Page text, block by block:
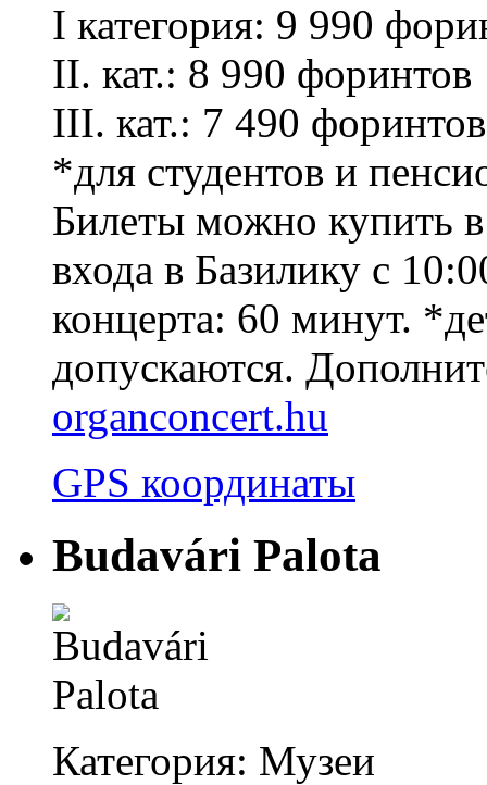
I категория: 9 990
II. кат.: 8 990 форинтов
III. кат.: 7 490 форинтов
*для студентов и
Билеты можно купить в
входа в Базилику с
концерта: 60 ​​минут.
допускаются.
organconcert.hu
GPS координаты
Budavári Palota
Категория: Музеи